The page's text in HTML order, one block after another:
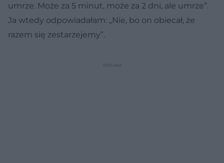
umrze. Może za 5 minut, może za 2 dni, ale umrze”.
Ja wtedy odpowiadałam: „Nie, bo on obiecał, że
razem się zestarzejemy”.